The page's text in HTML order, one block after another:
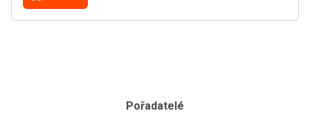
Pořadatelé